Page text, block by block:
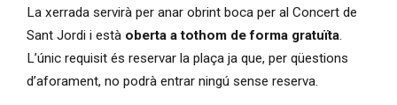
La xerrada servirà per anar obrint boca per al Concert de
Sant Jordi i està oberta a tothom de forma gratuïta.
L’únic requisit és reservar la plaça ja que, per qüestions
d’aforament, no podrà entrar ningú sense reserva.